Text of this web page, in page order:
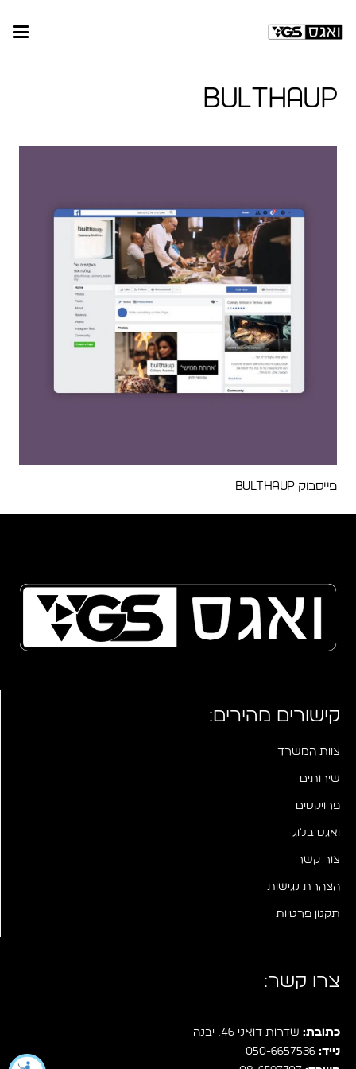
Bulthaup
פייסבוק Bulthaup
קישורים מהירים:
צוות המשרד
שירותים
פרויקטים
ואגס בלוג
צור קשר
הצהרת נגישות
תקנון פרטיות
צרו קשר:
כתובת: שדרות דואני 46, יבנה
נייד: 050-6657536